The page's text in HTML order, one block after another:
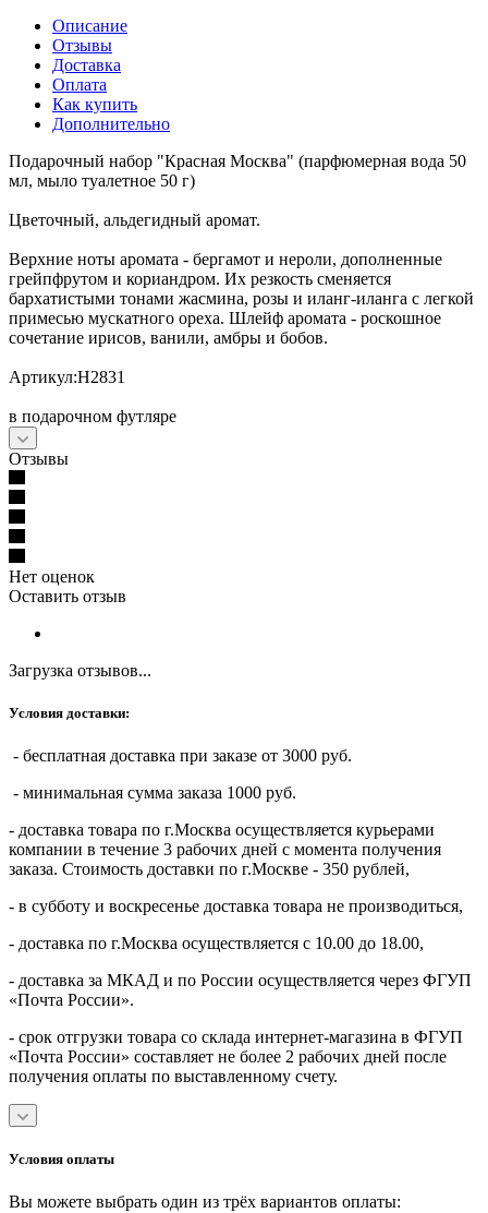
Описание
Отзывы
Доставка
Оплата
Как купить
Дополнительно
Подарочный набор "Красная Москва" (парфюмерная вода 50
мл, мыло туалетное 50 г)
Цветочный, альдегидный аромат.
Верхние ноты аромата - бергамот и нероли, дополненные
грейпфрутом и кориандром. Их резкость сменяется
бархатистыми тонами жасмина, розы и иланг-иланга с легкой
примесью мускатного ореха. Шлейф аромата - роскошное
сочетание ирисов, ванили, амбры и бобов.
Артикул:Н2831
в подарочном футляре
Отзывы
Нет оценок
Оставить отзыв
Загрузка отзывов...
Условия доставки:
- бесплатная доставка при заказе от 3000 руб.
- минимальная сумма заказа 1000 руб.
- доставка товара по г.Москва осуществляется курьерами
компании в течение 3 рабочих дней с момента получения
заказа. Стоимость доставки по г.Москве - 350 рублей,
- в субботу и воскресенье доставка товара не производиться,
- доставка по г.Москва осуществляется с 10.00 до 18.00,
- доставка за МКАД и по России осуществляется через ФГУП
«Почта России».
- срок отгрузки товара со склада интернет-магазина в ФГУП
«Почта России» составляет не более 2 рабочих дней после
получения оплаты по выставленному счету.
Условия оплаты
Вы можете выбрать один из трёх вариантов оплаты: